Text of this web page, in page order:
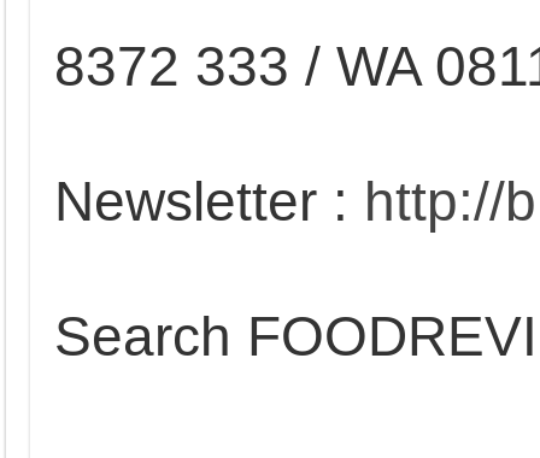
8372 333 / WA
Newsletter : http://
Search